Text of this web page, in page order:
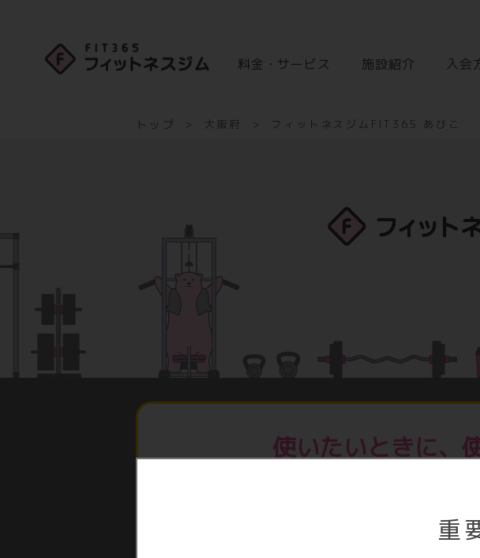
料金・サービス 施設紹介 入会
トップ 大阪府 フィットネスジムFIT365 あびこ
使いたいときに、
使う日だけ料金を
重